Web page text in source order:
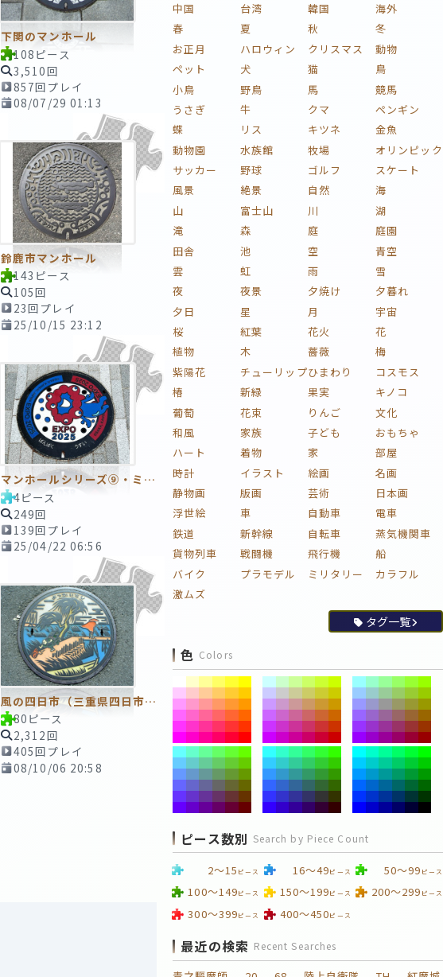
下関のマンホール
108ピース
3,510回
857回プレイ
08/07/29 01:13
鈴鹿市マンホール
143ピース
105回
23回プレイ
25/10/15 23:12
マンホールシリーズ⑨・ミャクミャクマンホール
4ピース
249回
139回プレイ
25/04/22 06:56
風の四日市（三重県四日市市のマンホール）
80ピース
2,312回
405回プレイ
08/10/06 20:58
中国
台湾 韓国
海外
春
夏 秋
冬
お正月
ハロウィン クリスマス
動物
ペット
犬 猫
鳥
小鳥
野鳥 馬
競馬
うさぎ
牛 クマ
ペンギン
蝶
リス キツネ
金魚
動物園
水族館 牧場
オリンピック
サッカー
野球 ゴルフ
スケート
風景
絶景 自然
海
山
富士山 川
湖
滝
森 庭
庭園
田舎
池 空
青空
雲
虹 雨
雪
夜
夜景 夕焼け
夕暮れ
夕日
星 月
宇宙
桜
紅葉 花火
花
植物
木 薔薇
梅
紫陽花
チューリップひまわり
コスモス
椿
新緑 果実
キノコ
葡萄
花束 りんご
文化
和風
家族 子ども
おもちゃ
ハート
着物 家
部屋
時計
イラスト 絵画
名画
静物画
版画 芸術
日本画
浮世絵
車 自動車
電車
鉄道
新幹線 自転車
蒸気機関車
貨物列車
戦闘機 飛行機
船
バイク
プラモデル ミリタリー
カラフル
激ムズ
タグ一覧
色 Colors
ピース数別 Search by Piece Count
2～15 ピース 16～49ピース 50～99 ピース
100～149ピース 150～199ピース 200～299 ピース
300～399ピース 400～450ピース
最近の検索 Recent Searches